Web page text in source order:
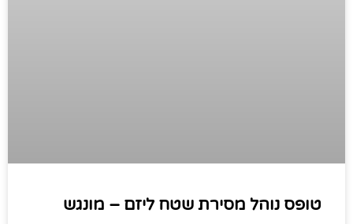
טופס נוהל מסירת שטח ליזם – מונגש